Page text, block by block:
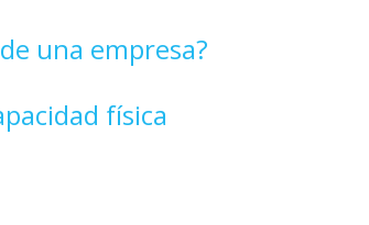
una empresa?
física